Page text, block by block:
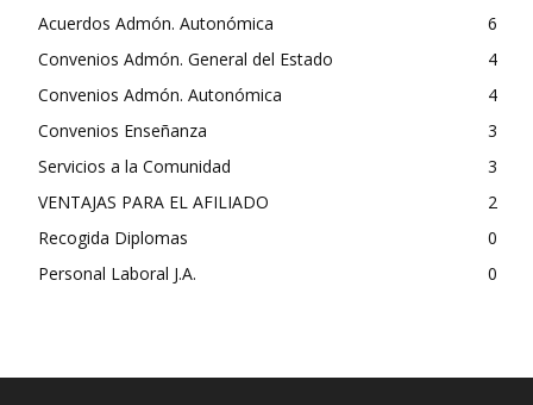
Acuerdos Admón. Autonómica
6
Convenios Admón. General del Estado
4
Convenios Admón. Autonómica
4
Convenios Enseñanza
3
Servicios a la Comunidad
3
VENTAJAS PARA EL AFILIADO
2
Recogida Diplomas
0
Personal Laboral J.A.
0